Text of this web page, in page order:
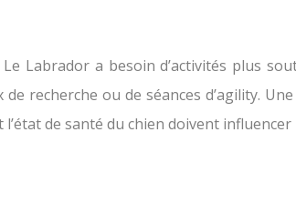
Labrador a besoin d’activités plus
recherche ou de séances d’agility.
de santé du chien doivent influencer